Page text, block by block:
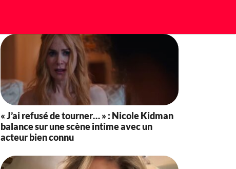
« J’ai refusé de tourner… » : Nicole Kidman
balance sur une scène intime avec un
acteur bien connu